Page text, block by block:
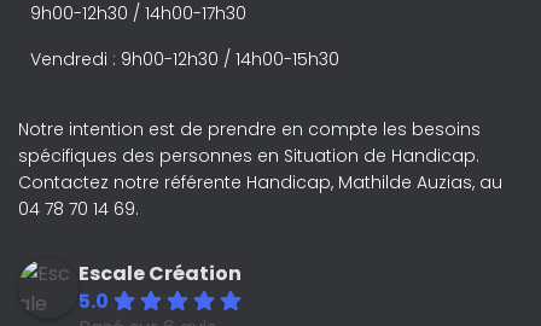
9h00-12h30 / 14h00-17h30
Vendredi : 9h00-12h30 / 14h00-15h30
Notre intention est de prendre en compte les besoins
spécifiques des personnes en Situation de Handicap.
Contactez notre référente Handicap, Mathilde Auzias, au
04 78 70 14 69.
Escale Création
5.0